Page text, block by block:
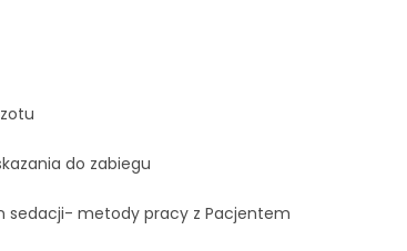
do zabiegu
sedacji- metody pracy z Pacjentem